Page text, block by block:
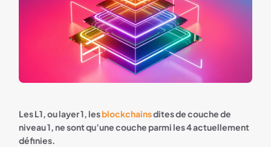
Les L1, ou layer 1, lesblockchainsdites de couche de
niveau 1, ne sont qu’une couche parmi les 4 actuellement
définies.